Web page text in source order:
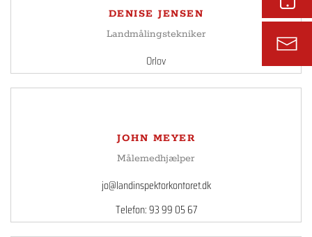
DENISE JENSEN
Landmålingstekniker
Orlov
JOHN MEYER
Målemedhjælper
jo@landinspektorkontoret.dk
Telefon: 93 99 05 67